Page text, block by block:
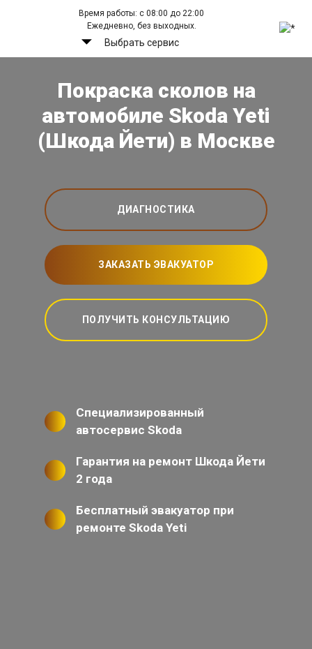
Время работы: с 08:00 до 22:00
Ежедневно, без выходных.
Выбрать сервис
Покраска сколов на
автомобиле Skoda Yeti
(Шкода Йети) в Москве
ДИАГНОСТИКА
ЗАКАЗАТЬ ЭВАКУАТОР
ПОЛУЧИТЬ КОНСУЛЬТАЦИЮ
Специализированный
автосервис Skoda
Гарантия на ремонт Шкода Йети
2 года
Бесплатный эвакуатор при
ремонте Skoda Yeti